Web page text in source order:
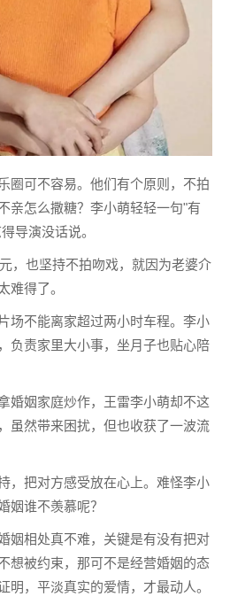
圈可不容易。他们有个原则，不拍
亲怎么撒糖？李小萌轻轻一句"有
导演没话说。
，也坚持不拍吻戏，就因为老婆介
难得了。
场不能离家超过两小时车程。李小
负责家里大小事，坐月子也贴心陪
婚姻家庭炒作，王雷李小萌却不这
虽然带来困扰，但也收获了一波流
，把对方感受放在心上。难怪李小
姻谁不羡慕呢？
姻相处真不难，关键是有没有把对
想被约束，那可不是经营婚姻的态
明，平淡真实的爱情，才最动人。